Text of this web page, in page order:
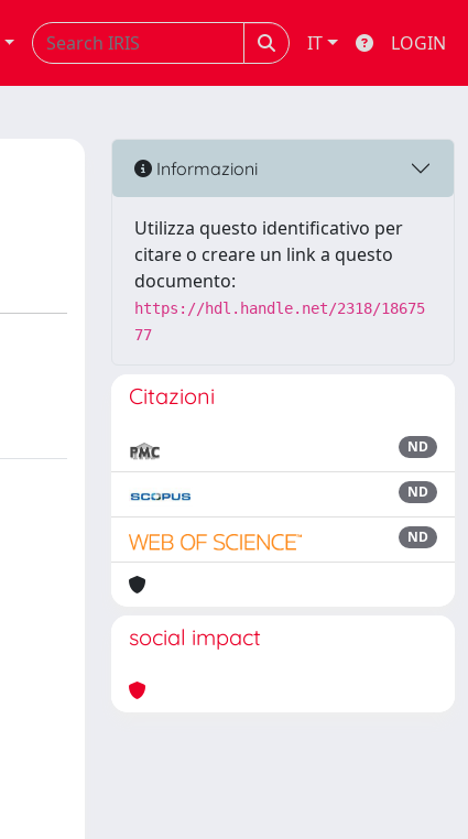
IT LOGIN
Informazioni
Utilizza questo identificativo per
citare o creare un link a questo
documento:
https://hdl.handle.net/2318/18675
77
Citazioni
ND
ND
ND
social impact